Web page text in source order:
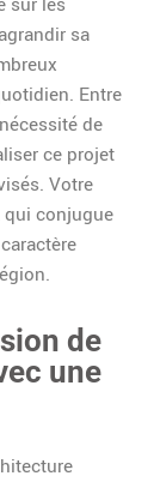
sa
Entre
de
ce projet
Votre
qui conjugue
de
une